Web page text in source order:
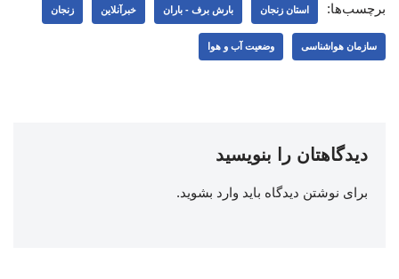
برچسب‌ها: استان زنجان بارش برف - باران خبرآنلاین زنجان
سازمان هواشناسی وضعیت آب و هوا
دیدگاهتان را بنویسید
برای نوشتن دیدگاه باید وارد بشوید.